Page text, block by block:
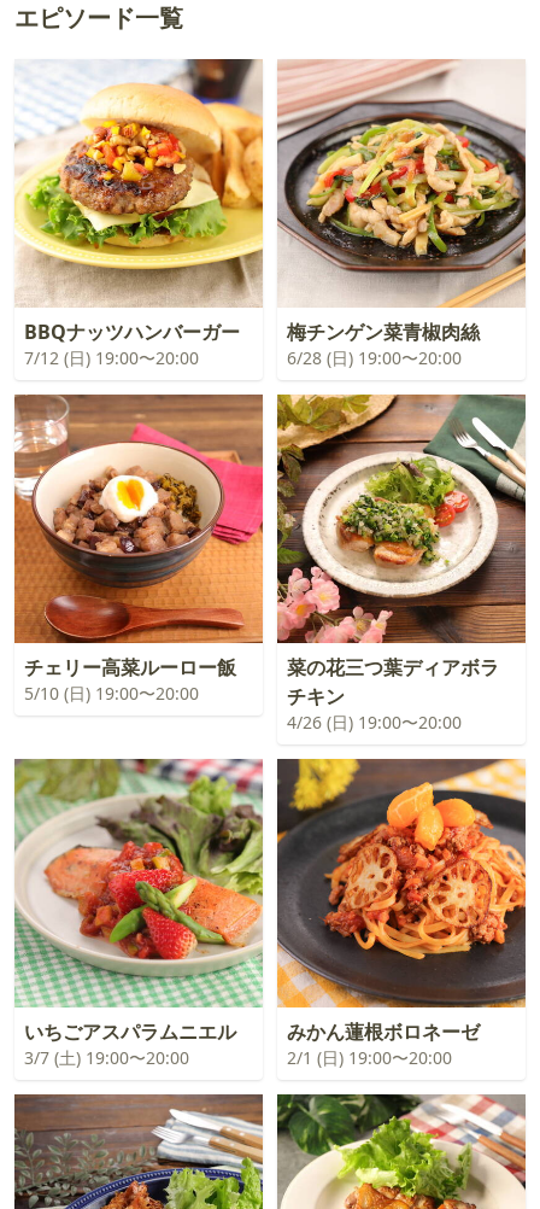
エピソード一覧
BBQナッツハンバーガー
7/12 (日) 19:00〜20:00
梅チンゲン菜青椒肉絲
6/28 (日) 19:00〜20:00
チェリー高菜ルーロー飯
5/10 (日) 19:00〜20:00
菜の花三つ葉ディアボラ
チキン
4/26 (日) 19:00〜20:00
いちごアスパラムニエル
3/7 (土) 19:00〜20:00
みかん蓮根ボロネーゼ
2/1 (日) 19:00〜20:00